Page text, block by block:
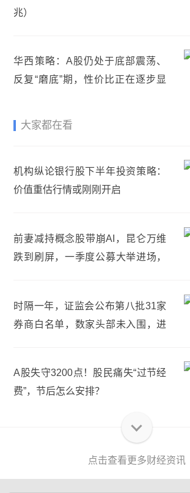
兆）
华西策略：A股仍处于底部震荡、
反复“磨底”期，性价比正在逐步显
大家都在看
机构纵论银行股下半年投资策略：
价值重估行情或刚刚开启
前妻减持概念股带崩AI，昆仑万维
跌到刷屏，一季度公募大举进场，
时隔一年，证监会公布第八批31家
券商白名单，数家头部未入围，进
A股失守3200点！股民痛失“过节经
费”，节后怎么安排？
点击查看更多财经资讯